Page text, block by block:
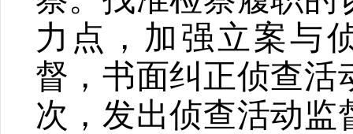
力点，加强立案与
督，书面纠正侦查活
次，发出侦查活动监